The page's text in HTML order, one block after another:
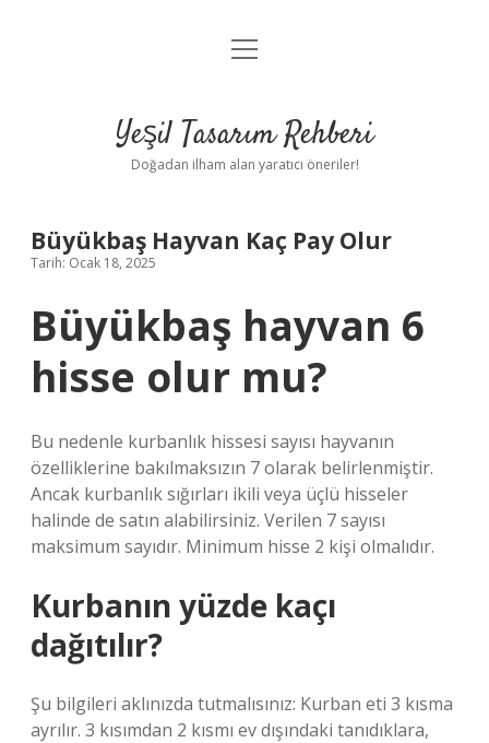
Anasayfa
Yasal Uyarı
menüyü
Yeşil Tasarım Rehberi
Doğadan ilham alan yaratıcı öneriler!
Büyükbaş Hayvan Kaç Pay Olur
Tarih: Ocak 18, 2025
Büyükbaş hayvan 6
hisse olur mu?
Bu nedenle kurbanlık hissesi sayısı hayvanın
özelliklerine bakılmaksızın 7 olarak belirlenmiştir.
Ancak kurbanlık sığırları ikili veya üçlü hisseler
halinde de satın alabilirsiniz. Verilen 7 sayısı
maksimum sayıdır. Minimum hisse 2 kişi olmalıdır.
Kurbanın yüzde kaçı
dağıtılır?
Şu bilgileri aklınızda tutmalısınız: Kurban eti 3 kısma
ayrılır. 3 kısımdan 2 kısmı ev dışındaki tanıdıklara,